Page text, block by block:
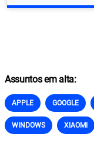
Assuntos em alta:
APPLE GOOGLE
WINDOWS XIAOMI